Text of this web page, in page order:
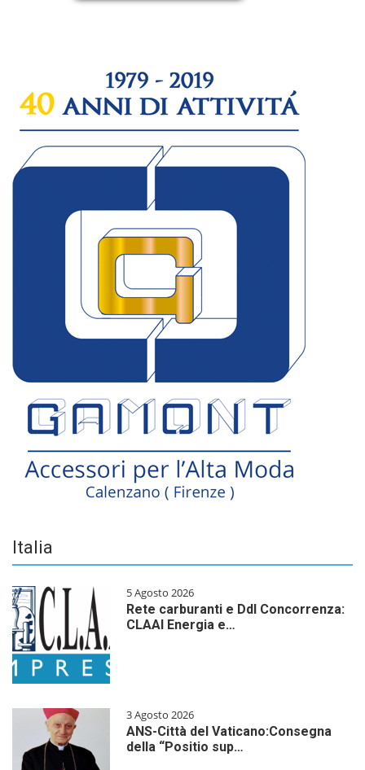
Italia
5 Agosto 2026
Rete carburanti e Ddl Concorrenza:
CLAAI Energia e…
3 Agosto 2026
ANS-Città del Vaticano:Consegna
della “Positio sup…